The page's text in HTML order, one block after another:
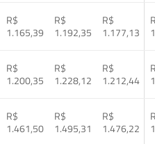
R$
1.165,39
R$
1.192,35
R$
1.177,13
R$
1.200,35
R$
1.228,12
R$
1.212,44
R$
1.461,50
R$
1.495,31
R$
1.476,22